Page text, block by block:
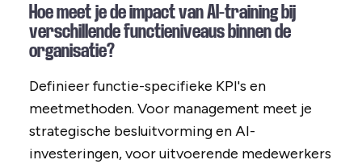
Hoe meet je de impact van AI-training bij
verschillende functieniveaus binnen de
organisatie?
Definieer functie-specifieke KPI's en
meetmethoden. Voor management meet je
strategische besluitvorming en AI-
investeringen, voor uitvoerende medewerkers